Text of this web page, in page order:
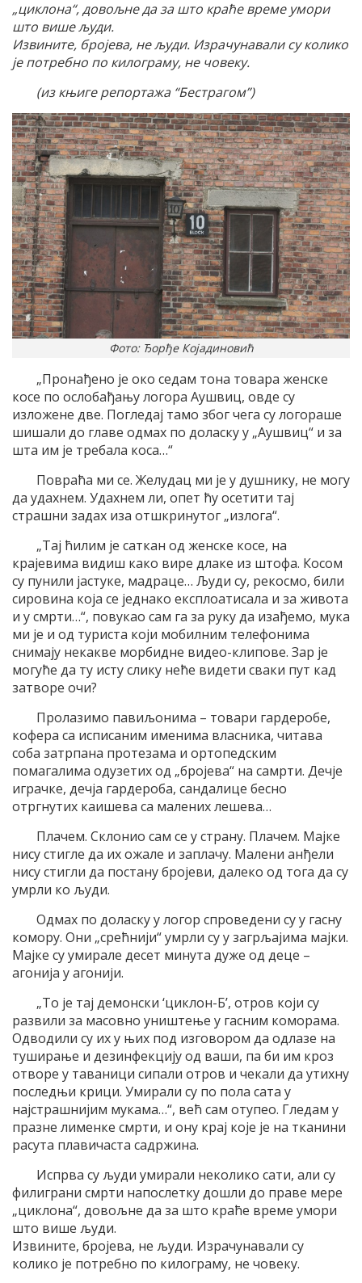
„циклона“, довољне да за што краће време умори
што више људи.
Извините, бројева, не људи. Израчунавали су колико
је потребно по килограму, не човеку.
(из књиге репортажа “Бестрагом”)
Фото: Ђорђе Којадиновић
„Пронађено је око седам тона товара женске
косе по ослобађању логора Аушвиц, овде су
изложене две. Погледај тамо због чега су логораше
шишали до главе одмах по доласку у „Аушвиц“ и за
шта им је требала коса…“
Повраћа ми се. Желудац ми је у душнику, не могу
да удахнем. Удахнем ли, опет ћу осетити тај
страшни задах иза отшкринутог „излога“.
„Тај ћилим је саткан од женске косе, на
крајевима видиш како вире длаке из штофа. Косом
су пунили јастуке, мадраце… Људи су, рекосмо, били
сировина која се једнако експлоатисала и за живота
и у смрти…“, повукао сам га за руку да изађемо, мука
ми је и од туриста који мобилним телефонима
снимају некакве морбидне видео-клипове. Зар је
могуће да ту исту слику неће видети сваки пут кад
затворе очи?
Пролазимо павиљонима – товари гардеробе,
кофера са исписаним именима власника, читава
соба затрпана протезама и ортопедским
помагалима одузетих од „бројева“ на самрти. Дечје
играчке, дечја гардероба, сандалице бесно
отргнутих каишева са малених лешева…
Плачем. Склонио сам се у страну. Плачем. Мајке
нису стигле да их ожале и заплачу. Малени анђели
нису стигли да постану бројеви, далеко од тога да су
умрли ко људи.
Одмах по доласку у логор спроведени су у гасну
комору. Они „срећнији“ умрли су у загрљајима мајки.
Мајке су умирале десет минута дуже од деце –
агонија у агонији.
„То је тај демонски ‘циклон-Б’, отров који су
развили за масовно уништење у гасним коморама.
Одводили су их у њих под изговором да одлазе на
туширање и дезинфекцију од ваши, па би им кроз
отворе у таваници сипали отров и чекали да утихну
последњи крици. Умирали су по пола сата у
најстрашнијим мукама…“, већ сам отупео. Гледам у
празне лименке смрти, и ону крај које је на тканини
расута плавичаста садржина.
Испрва су људи умирали неколико сати, али су
филиграни смрти напослетку дошли до праве мере
„циклона“, довољне да за што краће време умори
што више људи.
Извините, бројева, не људи. Израчунавали су
колико је потребно по килограму, не човеку.